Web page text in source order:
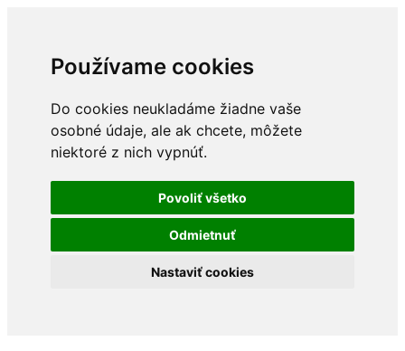
Používame cookies
Do cookies neukladáme žiadne vaše
osobné údaje, ale ak chcete, môžete
niektoré z nich vypnúť.
Povoliť všetko
Odmietnuť
Nastaviť cookies